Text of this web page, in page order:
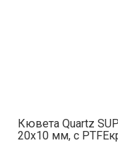
Кювета Quartz
20х10 мм, с